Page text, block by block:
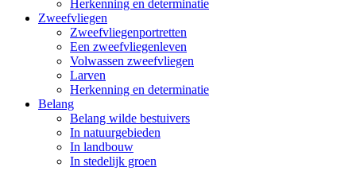
Herkenning en determinatie
Zweefvliegen
Zweefvliegenportretten
Een zweefvliegenleven
Volwassen zweefvliegen
Larven
Herkenning en determinatie
Belang
Belang wilde bestuivers
In natuurgebieden
In landbouw
In stedelijk groen